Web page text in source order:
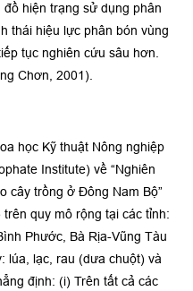
hiện trạng sử dụng phân
thái hiệu lực phân bón vùng
tục nghiên cứu sâu hơn.
Chơn, 2001).
học Kỹ thuật Nông nghiệp
Institute) về “Nghiên
cây trồng ở Đông Nam Bộ”
quy mô rộng tại các tỉnh:
Phước, Bà Rịa-Vũng Tàu
lúa, lạc, rau (dưa chuột) và
định: (i) Trên tất cả các